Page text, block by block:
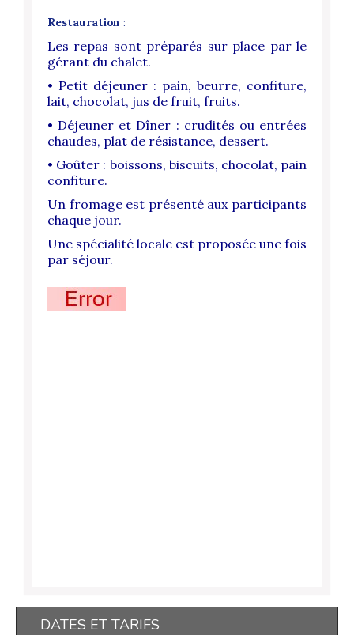
Restauration :
Les repas sont préparés sur place par le
gérant du chalet.
• Petit déjeuner : pain, beurre, confiture,
lait, chocolat, jus de fruit, fruits.
• Déjeuner et Dîner : crudités ou entrées
chaudes, plat de résistance, dessert.
• Goûter : boissons, biscuits, chocolat, pain
confiture.
Un fromage est présenté aux participants
chaque jour.
Une spécialité locale est proposée une fois
par séjour.
DATES ET TARIFS